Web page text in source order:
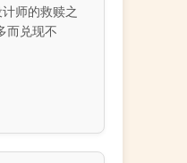
师的救赎之
而兑现不